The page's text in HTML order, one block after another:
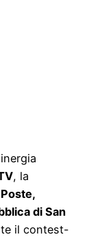
, la
di San
il contest-